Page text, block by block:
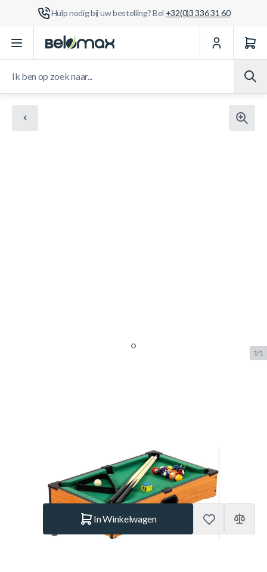
Hulp nodig bij uw bestelling? Bel +32(0)3 336 31 60
Ga naar de inhoud
1/1
Merk:NORTH
€ 39,95 Op voorraad
In Winkelwagen